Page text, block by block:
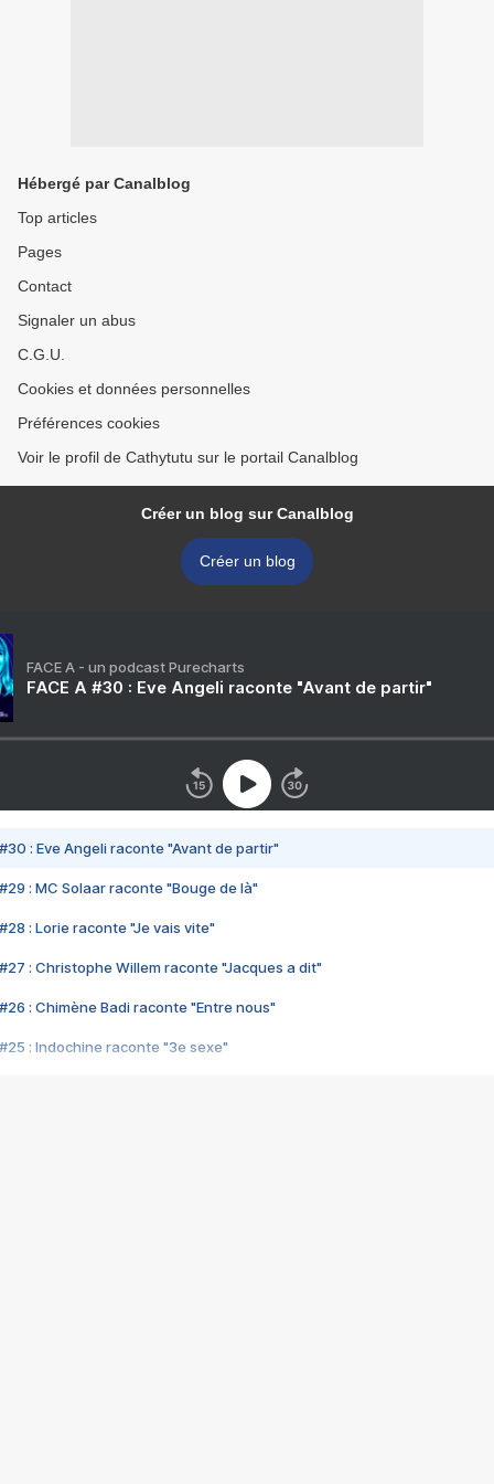
Hébergé par Canalblog
Top articles
Pages
Contact
Signaler un abus
C.G.U.
Cookies et données personnelles
Préférences cookies
Voir le profil de Cathytutu sur le portail Canalblog
Créer un blog sur Canalblog
Créer un blog
FACE A - un podcast Purecharts
FACE A #30 : Eve Angeli raconte "Avant de partir"
#30 : Eve Angeli raconte "Avant de partir"
#29 : MC Solaar raconte "Bouge de là"
#28 : Lorie raconte "Je vais vite"
#27 : Christophe Willem raconte "Jacques a dit"
#26 : Chimène Badi raconte "Entre nous"
#25 : Indochine raconte "3e sexe"